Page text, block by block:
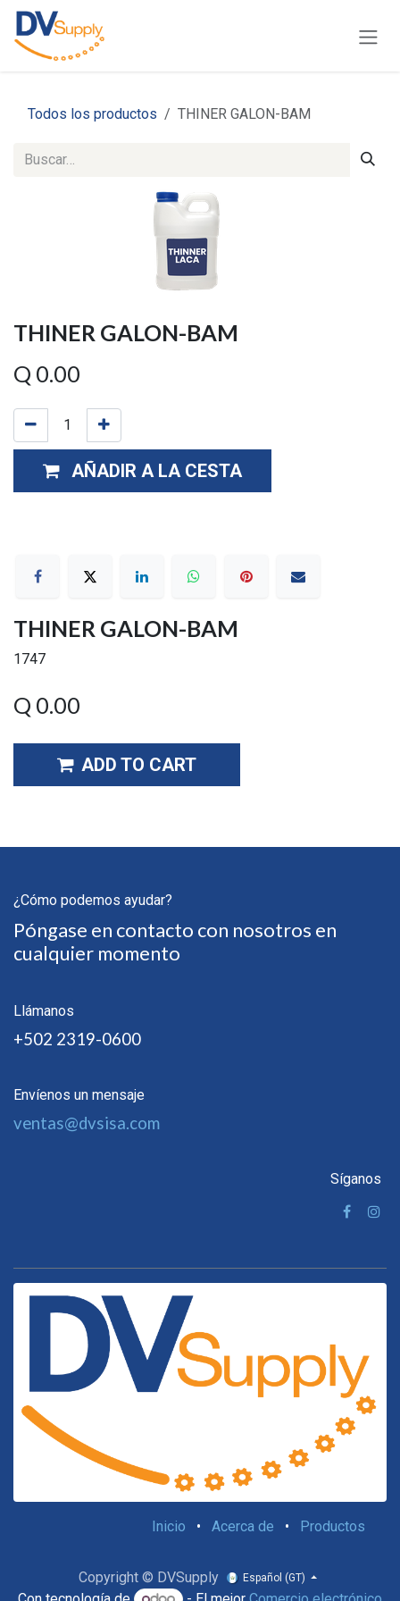
Ir al contenido
Todos los productos THINER GALON-BAM
THINER GALON-BAM
Q 0.00
AÑADIR A LA CESTA
THINER GALON-BAM
1747
Q 0.00
ADD TO CART
¿Cómo podemos ayudar?
Póngase en contacto con nosotros en
cualquier momento
Llámanos
+502 2319-0600
Envíenos un mensaje
ventas@dvsisa.com
Síganos
Inicio • Acerca de • Productos
Copyright © DVSupply Español (GT)